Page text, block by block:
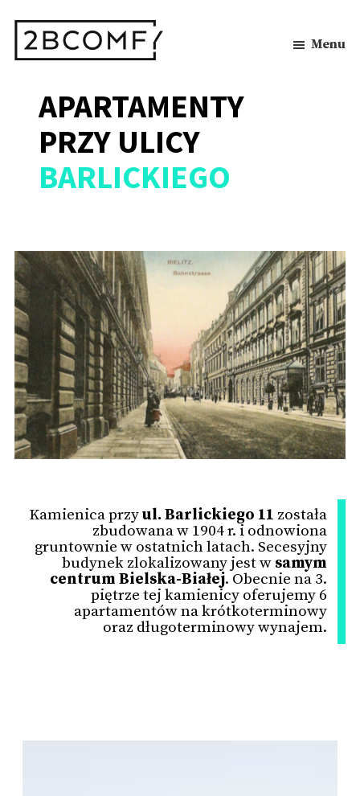
main
content
Bielsko-
Biała
Menu
APARTAMENTY
PRZY ULICY
BARLICKIEGO
Kamienica przyul. Barlickiego 11 została
zbudowana w 1904 r. i odnowiona
gruntownie w ostatnich latach. Secesyjny
budynek zlokalizowany jest w samym
centrum Bielska-Białej. Obecnie na 3.
piętrze tej kamienicy oferujemy 6
apartamentów na krótkoterminowy
oraz długoterminowy wynajem.